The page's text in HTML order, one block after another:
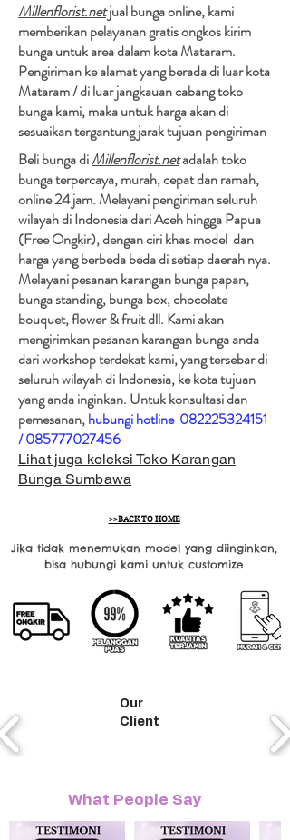
Millenflorist.netjual bunga online, kami
memberikan pelayanan gratis ongkos kirim
bunga untuk area dalam kota Mataram.
Pengiriman ke alamat yang berada di luar kota
Mataram / di luar jangkauan cabang toko
bunga kami, maka untuk harga akan di
sesuaikan tergantung jarak tujuan pengiriman​
Beli bunga diMillenflorist.netadalah toko
bunga terpercaya, murah, cepat dan ramah,
online 24 jam. Melayani pengiriman seluruh
wilayah di Indonesia dari Aceh hingga Papua
(Free Ongkir), dengan ciri khas model dan
harga yang berbeda beda di setiap daerah nya.
Melayani pesanan karangan bunga papan,
bunga standing, bunga box, chocolate
bouquet, flower & fruit dll. Kami akan
mengirimkan pesanan karangan bunga anda
dari workshop terdekat kami, yang tersebar di
seluruh wilayah di Indonesia, ke kota tujuan
yang anda inginkan. Untuk konsultasi dan
pemesanan,hubungi hotline 082225324151
/085777027456
Lihat juga koleksi Toko Karangan
Bunga Sumbawa
>>BACK TO HOME
Jika tidak menemukan model yang diinginkan,
bisa hubungi kami untuk customize
Our
Client
What People Say